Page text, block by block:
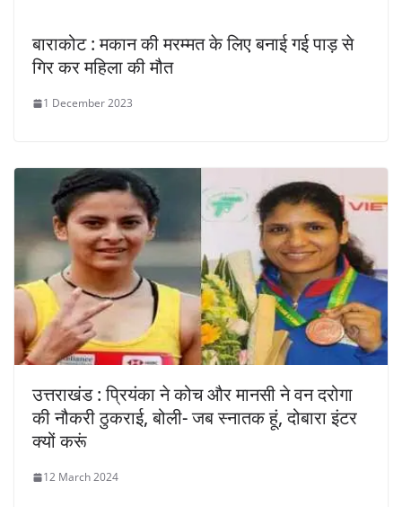
बाराकोट : मकान की मरम्मत के लिए बनाई गई पाड़ से
गिर कर महिला की मौत
1 December 2023
उत्तराखंड : प्रियंका ने कोच और मानसी ने वन दरोगा
की नौकरी ठुकराई, बोली- जब स्नातक हूं, दोबारा इंटर
क्यों करूं
12 March 2024